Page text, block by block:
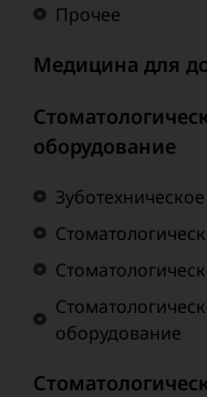
Прочее
Медицина для
оборудование
оборудование